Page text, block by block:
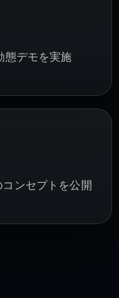
態デモを実施
ンセプトを公開